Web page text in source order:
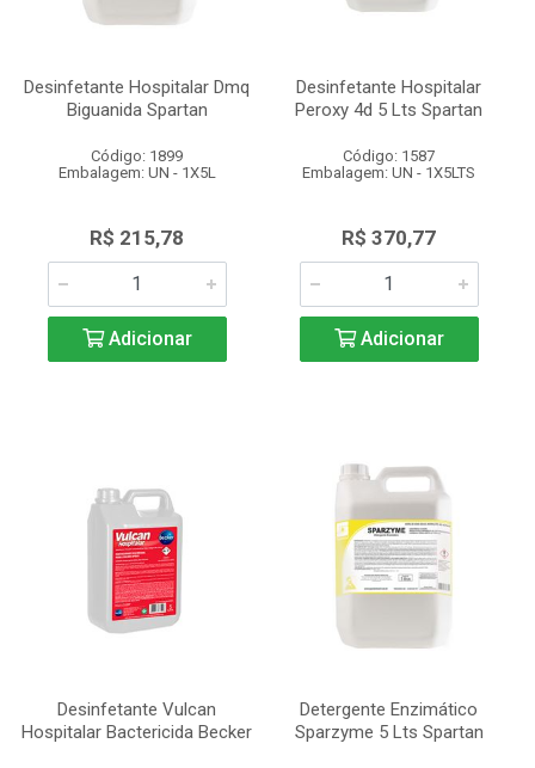
Desinfetante Hospitalar Dmq
Biguanida Spartan
Código: 1899
Embalagem: UN - 1X5L
R$ 215,78
Adicionar
Desinfetante Hospitalar
Peroxy 4d 5 Lts Spartan
Código: 1587
Embalagem: UN - 1X5LTS
R$ 370,77
Adicionar
Desinfetante Vulcan
Hospitalar Bactericida Becker
Detergente Enzimático
Sparzyme 5 Lts Spartan